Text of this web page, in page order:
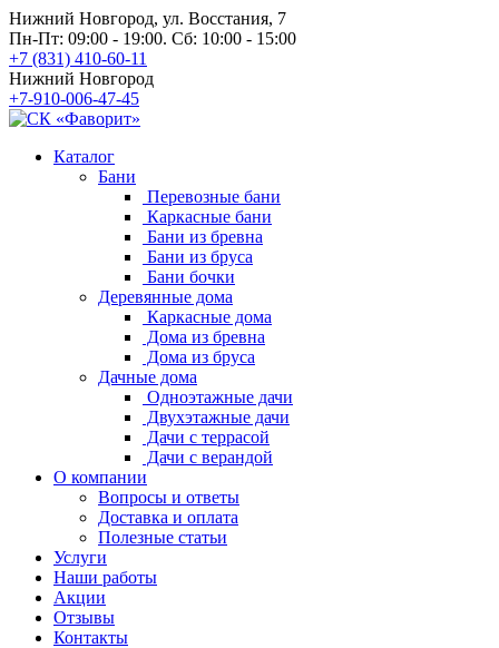
Нижний Новгород, ул. Восстания, 7
Пн-Пт: 09:00 - 19:00. Сб: 10:00 - 15:00
+7 (831) 410-60-11
Нижний Новгород
+7-910-006-47-45
Каталог
Бани
Перевозные бани
Каркасные бани
Бани из бревна
Бани из бруса
Бани бочки
Деревянные дома
Каркасные дома
Дома из бревна
Дома из бруса
Дачные дома
Одноэтажные дачи
Двухэтажные дачи
Дачи с террасой
Дачи с верандой
О компании
Вопросы и ответы
Доставка и оплата
Полезные статьи
Услуги
Наши работы
Акции
Отзывы
Контакты